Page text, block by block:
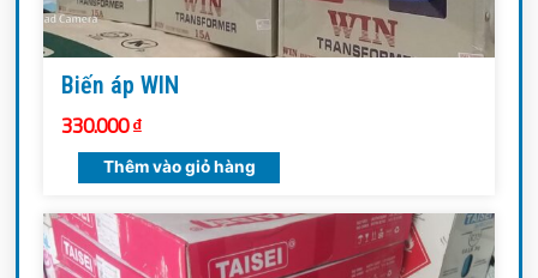
Biến áp WIN
330.000₫
Thêm vào giỏ hàng